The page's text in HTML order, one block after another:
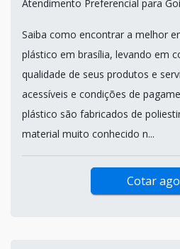
Atendimento Preferencial para
Saiba como encontrar a melhor
plástico em brasília, levando em
qualidade de seus produtos e
acessíveis e condições de
plástico são fabricados de
material muito conhecido n...
Cotar